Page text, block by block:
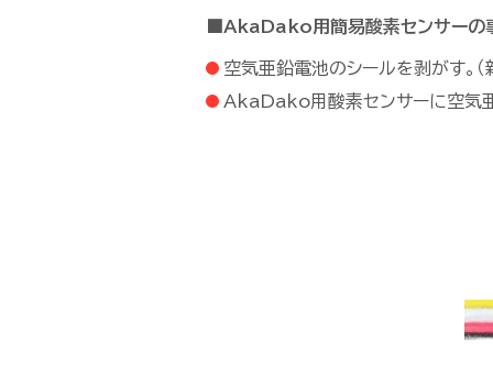
■AkaDako用簡易酸素センサーの事
空気亜鉛電池のシールを剥がす。
AkaDako用酸素センサーに空気